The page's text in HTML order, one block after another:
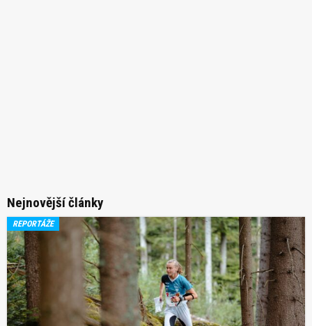
Nejnovější články
REPORTÁŽE